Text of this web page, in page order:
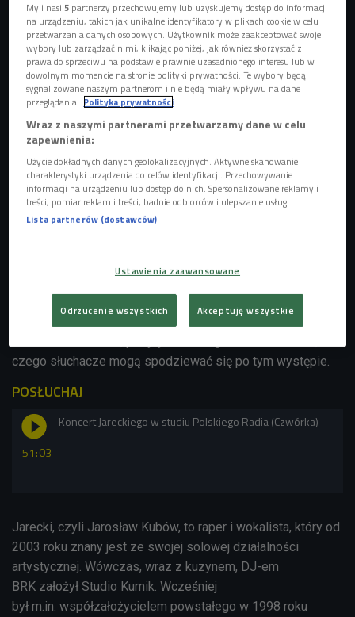
Jarecki Foto: Cezary Piwowarski/Polskie Radio
GrubSon, BRK i Jarecki ponownie zagrali w Czwórce
czego słuchacze mogą spodziewać się po tym występie.
POSŁUCHAJ
51:03
Koncert Jareckiego w studiu Polskiego Radia (Czwórka)
Jarecki, czyli Jarosław Kubów, to raper i wokalista, który od
2003 roku znany jest ze swojej solowej działalności
artystycznej. Wówczas, wraz z kuzynem, DJ-em
BRK założył Studio Kurnik. Wcześniej
był m.in. współzałożycielem powstałego w 1998 roku
My i nasi5 partnerzy przechowujemy lub uzyskujemy dostęp do informacji
na urządzeniu, takich jak unikalne identyfikatory w plikach cookie w celu
przetwarzania danych osobowych. Użytkownik może zaakceptować swoje
wybory lub zarządzać nimi, klikając poniżej, jak również skorzystać z
prawa do sprzeciwu na podstawie prawnie uzasadnionego interesu lub w
dowolnym momencie na stronie polityki prywatności. Te wybory będą
sygnalizowane naszym partnerom i nie będą miały wpływu na dane
przeglądania. Polityka prywatności
Wraz z naszymi partnerami przetwarzamy dane w celu
zapewnienia:
Użycie dokładnych danych geolokalizacyjnych. Aktywne skanowanie
charakterystyki urządzenia do celów identyfikacji. Przechowywanie
informacji na urządzeniu lub dostęp do nich. Spersonalizowane reklamy i
treści, pomiar reklam i treści, badnie odbiorców i ulepszanie usług.
Lista partnerów (dostawców)
Ustawienia zaawansowane
Odrzucenie wszystkich Akceptuję wszystkie